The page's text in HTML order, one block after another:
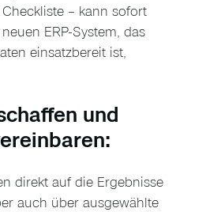
– kann sofort
ERP-System, das
einsatzbereit ist,
und
direkt auf die Ergebnisse
auch über ausgewählte